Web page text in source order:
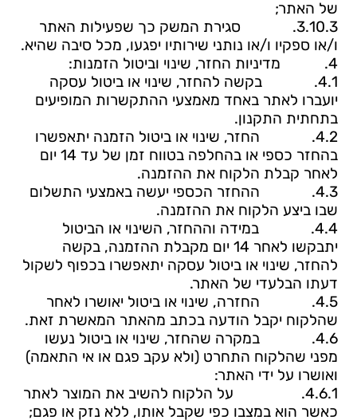
של האתר;
3.10.3.
סגירת המשק כך שפעילות האתר
ו/או ספקיו ו/או נותני שירותיו יפגעו, מכל סיבה שהיא.
4.
מדיניות החזר, שינוי וביטול הזמנות:
4.1.
בקשה להחזר, שינוי או ביטול עסקה
יועברו לאתר באחד מאמצעי ההתקשרות המופיעים
בתחתית התקנון.
4.2.
החזר, שינוי או ביטול הזמנה יתאפשרו
בהחזר כספי או בהחלפה בטווח זמן של עד 14 יום
לאחר קבלת הלקוח את ההזמנה.
4.3.
ההחזר הכספי יעשה באמצעי התשלום
שבו ביצע הלקוח את ההזמנה.
4.4.
במידה וההחזר, השינוי או הביטול
יתבקשו לאחר 14 יום מקבלת ההזמנה, בקשה
להחזר, שינוי או ביטול עסקה יתאפשרו בכפוף לשקול
דעתו הבלעדי של האתר.
4.5.
החזרה, שינוי או ביטול יאושרו לאחר
שהלקוח יקבל הודעה בכתב מהאתר המאשרת זאת.
4.6.
במקרה שהחזר, שינוי או ביטול נעשו
מפני שהלקוח התחרט (ולא עקב פגם או אי התאמה)
ואושרו על ידי האתר:
4.6.1.
על הלקוח להשיב את המוצר לאתר
כאשר הוא במצבו כפי שקבל אותו, ללא נזק או פגם;